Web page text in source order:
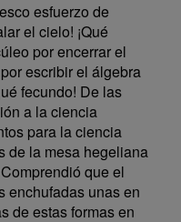
esfuerzo de
el cielo! ¡Qué
por encerrar el
escribir el álgebra
fecundo! De las
a la ciencia
para la ciencia
de la mesa hegeliana
que el
enchufadas unas en
de estas formas en